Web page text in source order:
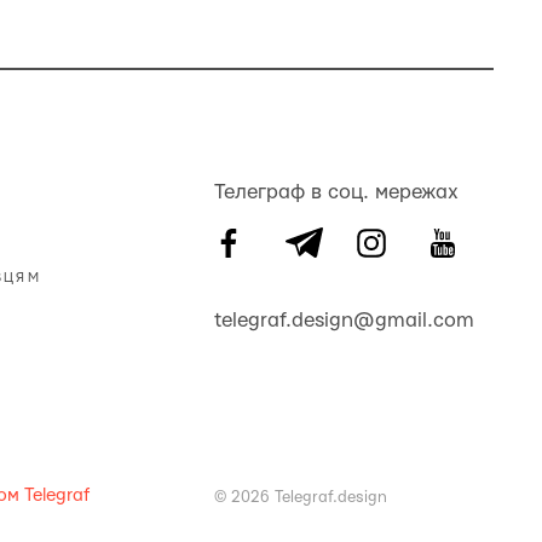
Telegraf
Телеграф в соц. мережах
telegraf.design@gmail.com
© 2026 Telegraf.design